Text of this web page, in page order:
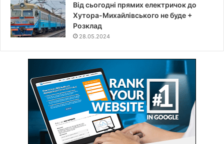
Від сьогодні прямих електричок до
Хутора-Михайлівського не буде +
Розклад
28.05.2024